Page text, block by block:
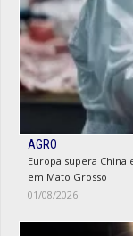
AGRO
Europa supera China
em Mato Grosso
01/08/2026